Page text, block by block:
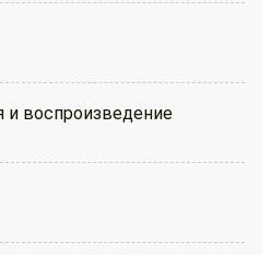
и воспроизведение